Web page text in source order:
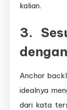
kalian.
3.
Anchor
idealnya
dari kata